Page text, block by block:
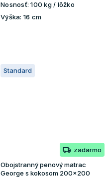
Nosnosť: 100 kg / lôžko
Výška: 16 cm
Standard
zadarmo
Obojstranný penový matrac
George s kokosom 200x200